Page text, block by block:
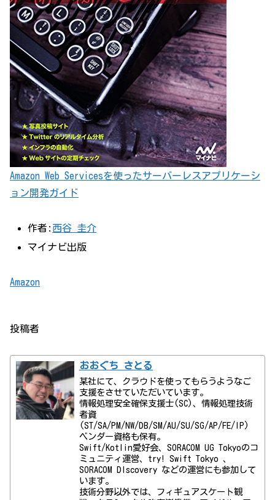
Amazon Web Servicesを使ったサーバーレスアプリケーシ
ョン開発ガイド
作者: 西谷 圭介
マイナビ出版
Amazon
投稿者
おおぐち さとる
某社にて、クラウドを使ってもらうようなご
支援をさせていただいています。
情報処理安全確保支援士(SC)、情報処理技術
者資
(ST/SA/PM/NW/DB/SM/AU/SU/SG/AP/FE/IP)
ベンダー資格も保有。
Swift/Kotlin愛好会、SORACOM UG Tokyoのコ
ミュニティ運営、try! Swift Tokyo 、
SORACOM DIscovery などの運営にも参加して
います。
技術分野以外では、フィギュアスケート観